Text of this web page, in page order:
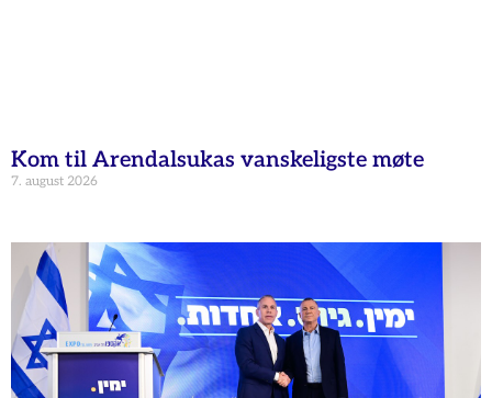
Kom til Arendalsukas vanskeligste møte
7. august 2026